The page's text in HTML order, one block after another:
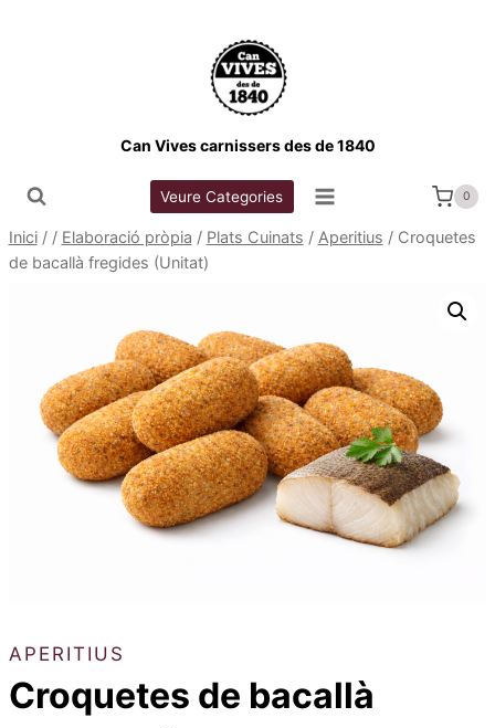
Can Vives carnissers des de 1840
Veure Categories 0
Inici / / Elaboració pròpia / Plats Cuinats / Aperitius / Croquetes
de bacallà fregides (Unitat)
APERITIUS
Croquetes de bacallà